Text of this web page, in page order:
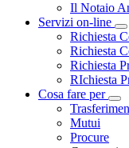
Il Notaio
Servizi on-line
Richiesta
Richiesta
Richiesta
RIchiesta
Cosa fare per
Mutui
Procure